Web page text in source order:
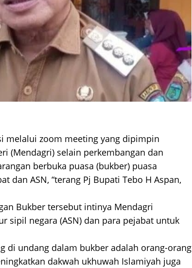
melalui zoom meeting yang dipimpin
(Mendagri) selain perkembangan dan
berbuka puasa (bukber) puasa
dan ASN, “terang Pj Bupati Tebo H Aspan,
Bukber tersebut intinya Mendagri
sipil negara (ASN) dan para pejabat untuk
di undang dalam bukber adalah orang-orang
dakwah ukhuwah Islamiyah juga